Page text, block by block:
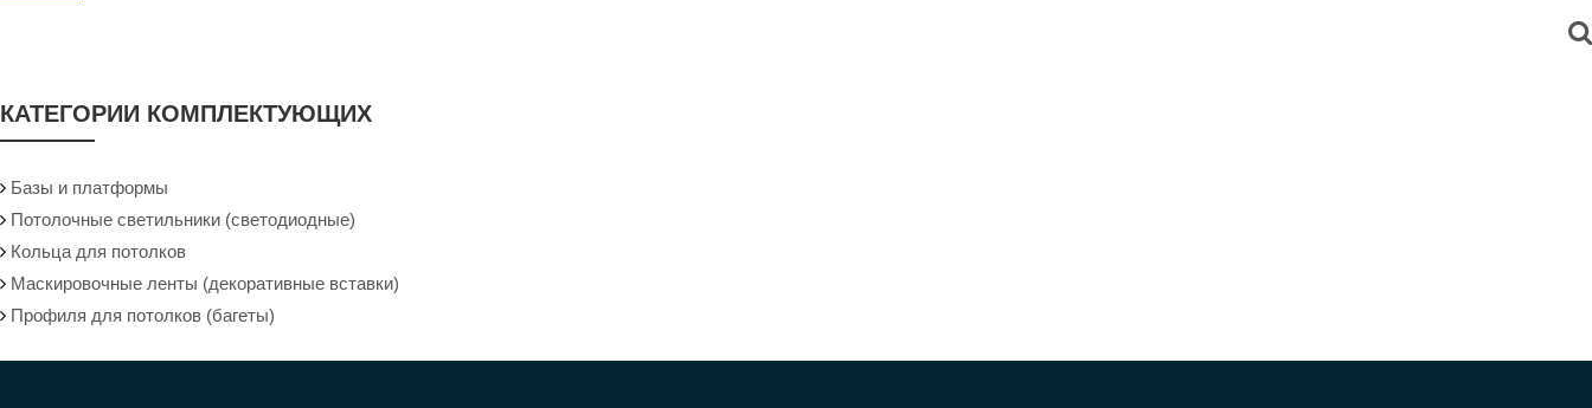
КАТЕГОРИИ КОМПЛЕКТУЮЩИХ
Базы и платформы
Потолочные светильники (светодиодные)
Кольца для потолков
Маскировочные ленты (декоративные вставки)
Профиля для потолков (багеты)